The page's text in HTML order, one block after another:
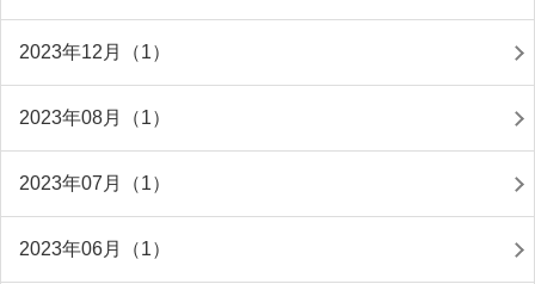
2023年12月（1）
2023年08月（1）
2023年07月（1）
2023年06月（1）